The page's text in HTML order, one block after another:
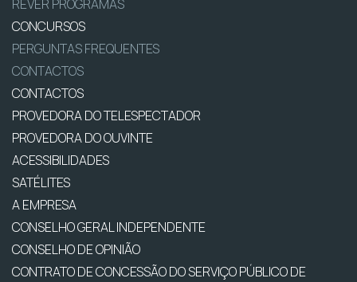
REVER PROGRAMAS
CONCURSOS
PERGUNTAS FREQUENTES
CONTACTOS
CONTACTOS
PROVEDORA DO TELESPECTADOR
PROVEDORA DO OUVINTE
ACESSIBILIDADES
SATÉLITES
A EMPRESA
CONSELHO GERAL INDEPENDENTE
CONSELHO DE OPINIÃO
CONTRATO DE CONCESSÃO DO SERVIÇO PÚBLICO DE